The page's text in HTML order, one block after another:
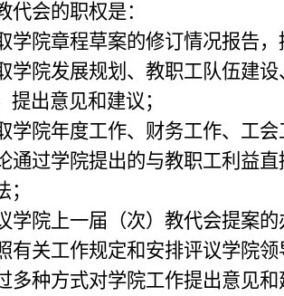
会的职权是：
学院章程草案的修订情况报告
学院发展规划、教职工队伍建
提出意见和建议；
学院年度工作、财务工作、工
通过学院提出的与教职工利益
学院上一届（次）教代会提案
有关工作规定和安排评议学院
多种方式对学院工作提出意见